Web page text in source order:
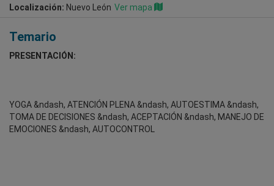
Localización: Nuevo León Ver mapa
Temario
PRESENTACIÓN:
YOGA &ndash, ATENCIÓN PLENA &ndash, AUTOESTIMA &ndash,
TOMA DE DECISIONES &ndash, ACEPTACIÓN &ndash, MANEJO DE
EMOCIONES &ndash, AUTOCONTROL